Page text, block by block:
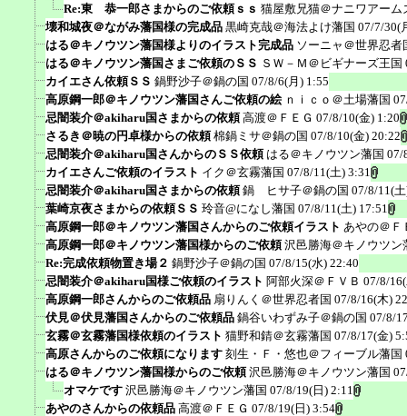
Re:東 恭一郎さまからのご依頼ｓｓ 猫屋敷兄猫＠ナニワアーム
壊和城夜＠ながみ藩国様の完成品 黒崎克哉＠海法よけ藩国 07/7/30(
はる＠キノウツン藩国様よりのイラスト完成品 ソーニャ＠世界忍者
はる＠キノウツン藩国さまご依頼のＳＳ ＳＷ－Ｍ＠ビギナーズ王国
カイエさん依頼ＳＳ 鍋野沙子＠鍋の国 07/8/6(月) 1:55
高原鋼一郎＠キノウツン藩国さんご依頼の絵 ｎｉｃｏ＠土場藩国
忌闇装介＠akiharu国さまからの依頼 高渡＠ＦＥＧ 07/8/10(金) 1:20
さるき＠暁の円卓様からの依頼 棉鍋ミサ＠鍋の国 07/8/10(金) 20:22
忌闇装介＠akiharu国さんからのＳＳ依頼 はる＠キノウツン藩国 07/
カイエさんご依頼のイラスト イク＠玄霧藩国 07/8/11(土) 3:31
忌闇装介＠akiharu国さまからの依頼 鍋 ヒサ子＠鍋の国 07/8/11(
葉崎京夜さまからの依頼ＳＳ 玲音@になし藩国 07/8/11(土) 17:51
高原鋼一郎＠キノウツン藩国さんからのご依頼イラスト あやの＠Ｆ
高原鋼一郎＠キノウツン藩国様からのご依頼 沢邑勝海＠キノウツン
Re:完成依頼物置き場２ 鍋野沙子＠鍋の国 07/8/15(水) 22:40
忌闇装介＠akiharu国様ご依頼のイラスト 阿部火深＠ＦＶＢ 07/8/
高原鋼一郎さんからのご依頼品 扇りんく＠世界忍者国 07/8/16(木)
伏見＠伏見藩国さんからのご依頼品 鍋谷いわずみ子＠鍋の国 07/8/
玄霧＠玄霧藩国様依頼のイラスト 猫野和錆＠玄霧藩国 07/8/17(金)
高原さんからのご依頼になります 刻生・Ｆ・悠也＠フィーブル藩国
はる＠キノウツン藩国様からのご依頼 沢邑勝海＠キノウツン藩国
オマケです 沢邑勝海＠キノウツン藩国 07/8/19(日) 2:11
あやのさんからの依頼品 高渡＠ＦＥＧ 07/8/19(日) 3:54